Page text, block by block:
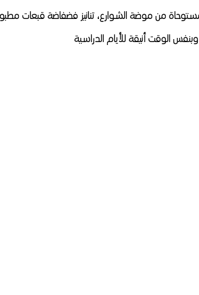
من موضة الشوارع، تنانيز فضفاضة قبعات
الوقت أنيقة للأيام الدراسية